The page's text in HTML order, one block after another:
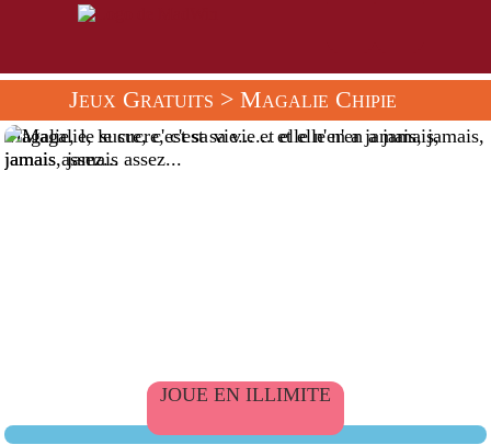
Jeux Gratuits > Magalie Chipie
Magalie, le sucre, c'est sa vie... et elle n'en a jamais, jamais,
jamais assez...
JOUE EN ILLIMITE